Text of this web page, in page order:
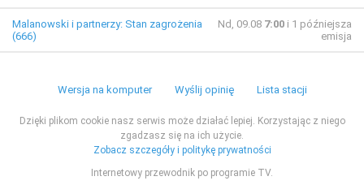
Malanowski i partnerzy: Stan zagrożenia
(666)
Nd, 09.08 7:00 i 1 późniejsza
emisja
Wersja na komputer Wyślij opinię Lista stacji
Dzięki plikom cookie nasz serwis może działać lepiej. Korzystając z niego
zgadzasz się na ich użycie.
Zobacz szczegóły i politykę prywatności
Internetowy przewodnik po programie TV.